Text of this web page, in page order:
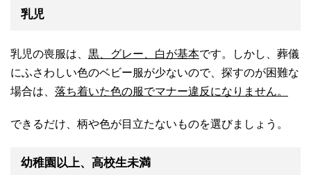
乳児
乳児の喪服は、 黒、グレー、白が基本です。しかし、葬儀
にふさわしい色のベビー服が少ないので、探すのが困難な
場合は、 落ち着いた色の服でマナー違反になりません。
できるだけ、柄や色が目立たないものを選びましょう。
幼稚園以上、高校生未満